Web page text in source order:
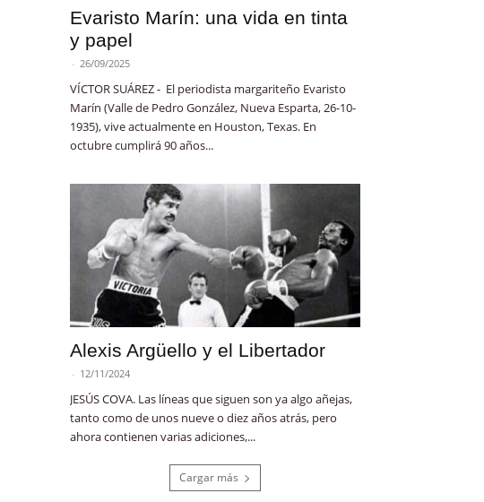
Evaristo Marín: una vida en tinta
y papel
- 26/09/2025
VÍCTOR SUÁREZ - El periodista margariteño Evaristo
Marín (Valle de Pedro González, Nueva Esparta, 26-10-
1935), vive actualmente en Houston, Texas. En
octubre cumplirá 90 años...
Alexis Argüello y el Libertador
- 12/11/2024
JESÚS COVA. Las líneas que siguen son ya algo añejas,
tanto como de unos nueve o diez años atrás, pero
ahora contienen varias adiciones,...
Cargar más